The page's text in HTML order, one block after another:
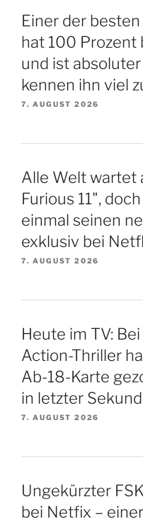
Einer der
hat 100 Prozent
und ist
kennen ihn viel
7. AUGUST 2026
Alle Welt wartet
Furious 11",
einmal seinen
exklusiv bei
7. AUGUST 2026
Heute im TV:
Action-Thriller
Ab-18-Karte
in letzter
7. AUGUST 2026
Ungekürzter
bei Netfix –